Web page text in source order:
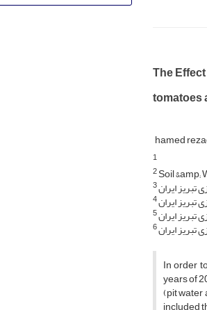
The
tomatoes
hamed
1
2Soil &amp;
3ایران
4ایران
5ایران
6ایران
In order
years of
(pit water